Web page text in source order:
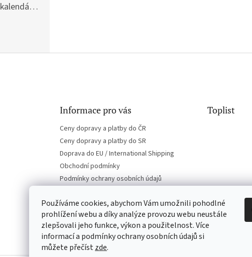
Používáme cookies, abychom Vám umožnili pohodlné
prohlížení webu a díky analýze provozu webu neustále
zlepšovali jeho funkce, výkon a použitelnost. Více
informací a podmínky ochrany osobních údajů si
můžete přečístzde.
Tom Hiddleston - 2026 kalendář A3
Informace pro vás
Ceny dopravy a platby do ČR
Ceny dopravy a platby do SR
Doprava do EU / International Shipping
Obchodní podmínky
Podmínky ochrany osobních údajů
Toplist
EN-filmy.cz CD-Soundtrack.cz